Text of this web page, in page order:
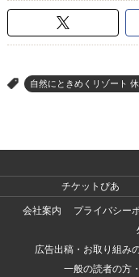
> 自然にときめくリゾート
チケットぴあ
会社案内
プライバシー
広告出稿・お取り組み
一般の読者の方